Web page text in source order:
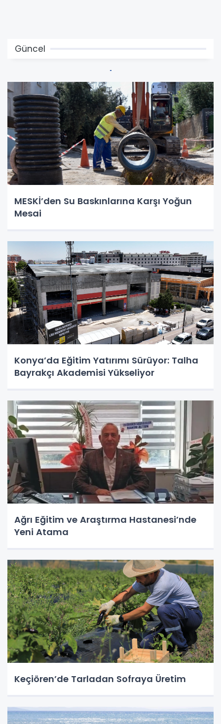
Güncel
MESKİ’den Su Baskınlarına Karşı Yoğun
Mesai
Konya’da Eğitim Yatırımı Sürüyor: Talha
Bayrakçı Akademisi Yükseliyor
Ağrı Eğitim ve Araştırma Hastanesi’nde
Yeni Atama
Keçiören’de Tarladan Sofraya Üretim